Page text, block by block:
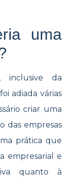
uma
inclusive da
adiada várias
criar uma
das empresas
prática que
empresarial e
quanto à